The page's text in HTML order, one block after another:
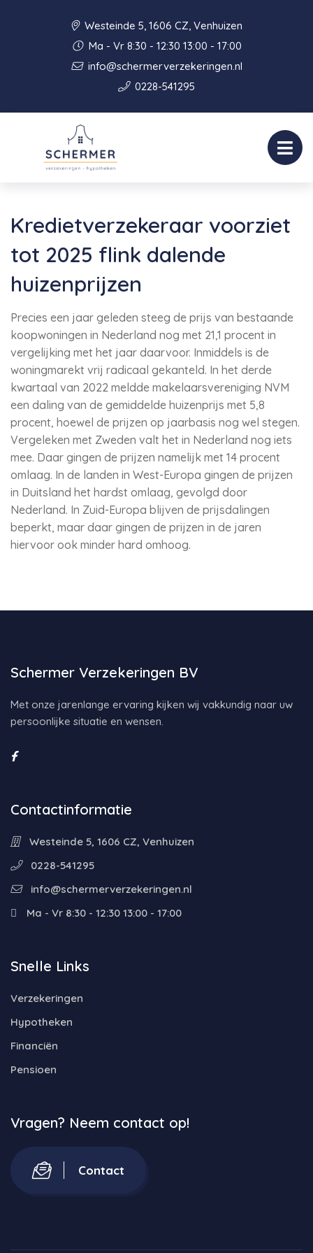
Westeinde 5, 1606 CZ, Venhuizen
Ma - Vr 8:30 - 12:30 13:00 - 17:00
info@schermerverzekeringen.nl
0228-541295
Kredietverzekeraar voorziet
tot 2025 flink dalende
huizenprijzen
Precies een jaar geleden steeg de prijs van bestaande
koopwoningen in Nederland nog met 21,1 procent in
vergelijking met het jaar daarvoor. Inmiddels is de
woningmarekt vrij radicaal gekanteld. In het derde
kwartaal van 2022 meldde makelaarsvereniging NVM
een daling van de gemiddelde huizenprijs met 5,8
procent, hoewel de prijzen op jaarbasis nog wel stegen.
Vergeleken met Zweden valt het in Nederland nog iets
mee. Daar gingen de prijzen namelijk met 14 procent
omlaag. In de landen in West-Europa gingen de prijzen
in Duitsland het hardst omlaag, gevolgd door
Nederland. In Zuid-Europa blijven de prijsdalingen
beperkt, maar daar gingen de prijzen in de jaren
hiervoor ook minder hard omhoog.
Schermer Verzekeringen BV
Met onze jarenlange ervaring kijken wij vakkundig naar uw
persoonlijke situatie en wensen.
Contactinformatie
Westeinde 5, 1606 CZ, Venhuizen
0228-541295
info@schermerverzekeringen.nl
Ma - Vr 8:30 - 12:30 13:00 - 17:00
Snelle Links
Verzekeringen
Hypotheken
Financiën
Pensioen
Vragen? Neem contact op!
Contact